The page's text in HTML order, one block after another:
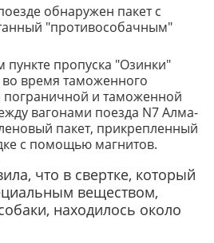
пропуска "Озинки"
во время таможенного
пограничной и таможенной
вагонами поезда N7 Алма-
пакет, прикрепленный
с помощью магнитов.
что в свертке, который
веществом,
находилось около